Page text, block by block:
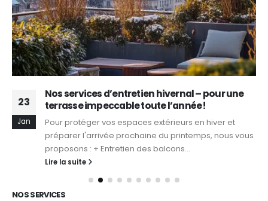
23
Jan
Nos services d’entretien hivernal – pour une
terrasse impeccable toute l’année !
Pour protéger vos espaces extérieurs en hiver et
préparer l'arrivée prochaine du printemps, nous vous
proposons : + Entretien des balcons...
Lire la suite
NOS SERVICES